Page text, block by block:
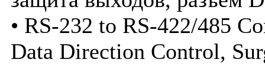
• RS-232 to RS-422/485
Data Direction Control,